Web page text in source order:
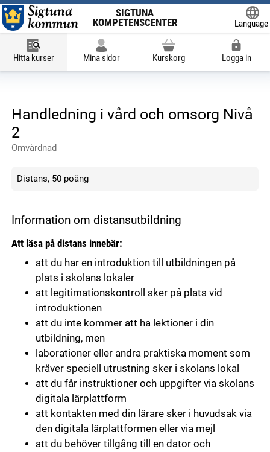
SIGTUNA
KOMPETENSCENTER
Language
Hitta kurser Mina sidor Kurskorg Logga in
Handledning i vård och omsorg Nivå
2
Omvårdnad
Distans, 50 poäng
Information om distansutbildning
Att läsa på distans innebär:
att du har en introduktion till utbildningen på
plats i skolans lokaler
att legitimationskontroll sker på plats vid
introduktionen
att du inte kommer att ha lektioner i din
utbildning, men
laborationer eller andra praktiska moment som
kräver speciell utrustning sker i skolans lokal
att du får instruktioner och uppgifter via skolans
digitala lärplattform
att kontakten med din lärare sker i huvudsak via
den digitala lärplattformen eller via mejl
att du behöver tillgång till en dator och